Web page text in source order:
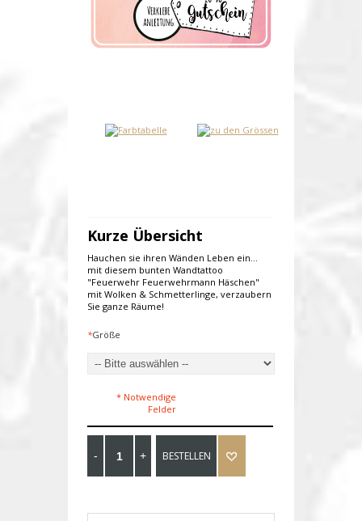
Kurze Übersicht
Hauchen sie ihren Wänden Leben ein...
mit diesem bunten Wandtattoo
"Feuerwehr Feuerwehrmann Häschen"
mit Wolken & Schmetterlinge, verzaubern
Sie ganze Räume!
*Größe
* Notwendige
Felder
BESTELLEN